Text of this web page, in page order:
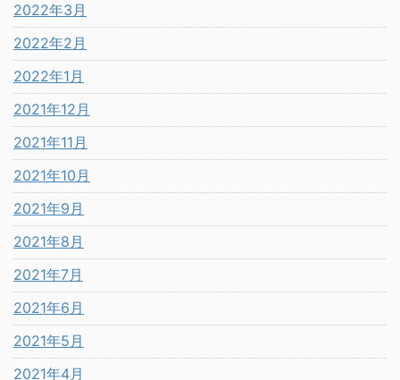
2022年3月
2022年2月
2022年1月
2021年12月
2021年11月
2021年10月
2021年9月
2021年8月
2021年7月
2021年6月
2021年5月
2021年4月